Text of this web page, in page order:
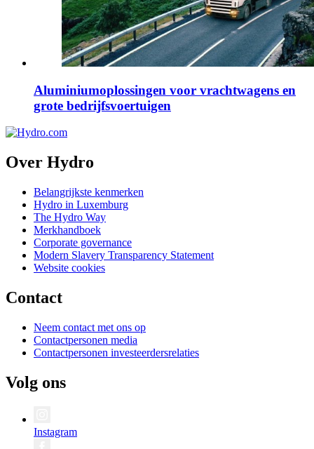
Aluminiumoplossingen voor vrachtwagens en
grote bedrijfsvoertuigen
Over Hydro
Belangrijkste kenmerken
Hydro in Luxemburg
The Hydro Way
Merkhandboek
Corporate governance
Modern Slavery Transparency Statement
Website cookies
Contact
Neem contact met ons op
Contactpersonen media
Contactpersonen investeerdersrelaties
Volg ons
Instagram